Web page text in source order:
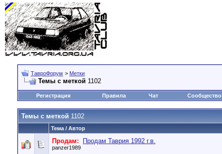
ТавроФорум > Метки
Темы с меткой 1102
Регистрация Правила Чат Сообщество
Темы с меткой 1102
Тема / Автор
Продам: Продам Таврия 1992 г.в.
panzer1989